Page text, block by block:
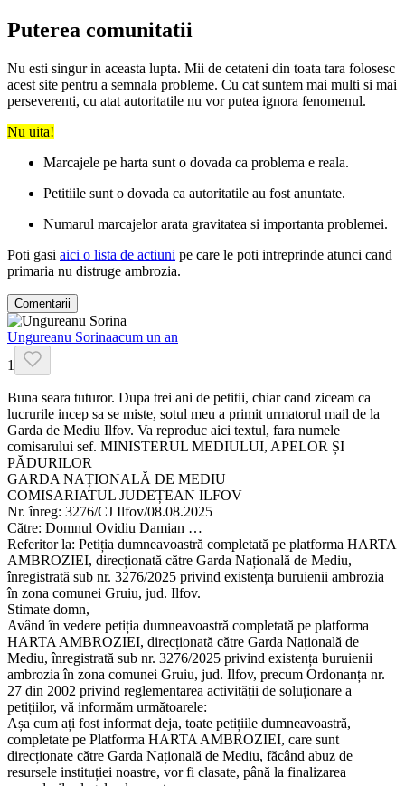
Puterea comunitatii
Nu esti singur in aceasta lupta. Mii de cetateni din toata tara folosesc
acest site pentru a semnala probleme. Cu cat suntem mai multi si mai
perseverenti, cu atat autoritatile nu vor putea ignora fenomenul.
Nu uita!
Marcajele pe harta sunt o dovada ca problema e reala.
Petitiile sunt o dovada ca autoritatile au fost anuntate.
Numarul marcajelor arata gravitatea si importanta problemei.
Poti gasi aici o lista de actiuni pe care le poti intreprinde atunci cand
primaria nu distruge ambrozia.
Comentarii
Ungureanu Sorinaacum un an
1
Buna seara tuturor. Dupa trei ani de petitii, chiar cand ziceam ca
lucrurile incep sa se miste, sotul meu a primit urmatorul mail de la
Garda de Mediu Ilfov. Va reproduc aici textul, fara numele
comisarului sef. MINISTERUL MEDIULUI, APELOR ȘI
PĂDURILOR
GARDA NAȚIONALĂ DE MEDIU
COMISARIATUL JUDEȚEAN ILFOV
Nr. înreg: 3276/CJ Ilfov/08.08.2025
Către: Domnul Ovidiu Damian …
Referitor la: Petiția dumneavoastră completată pe platforma HARTA
AMBROZIEI, direcționată către Garda Națională de Mediu,
înregistrată sub nr. 3276/2025 privind existența buruienii ambrozia
în zona comunei Gruiu, jud. Ilfov.
Stimate domn,
Având în vedere petiția dumneavoastră completată pe platforma
HARTA AMBROZIEI, direcționată către Garda Națională de
Mediu, înregistrată sub nr. 3276/2025 privind existența buruienii
ambrozia în zona comunei Gruiu, jud. Ilfov, precum Ordonanța nr.
27 din 2002 privind reglementarea activității de soluționare a
petițiilor, vă informăm următoarele:
Așa cum ați fost informat deja, toate petițiile dumneavoastră,
completate pe Platforma HARTA AMBROZIEI, care sunt
direcționate către Garda Națională de Mediu, făcând abuz de
resursele instituției noastre, vor fi clasate, până la finalizarea